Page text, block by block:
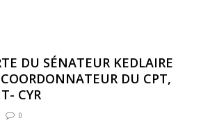
DU SÉNATEUR KEDLAIRE
DU CPT,
CYR
0